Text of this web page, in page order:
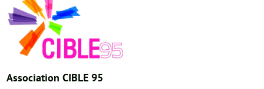
Association CIBLE 95